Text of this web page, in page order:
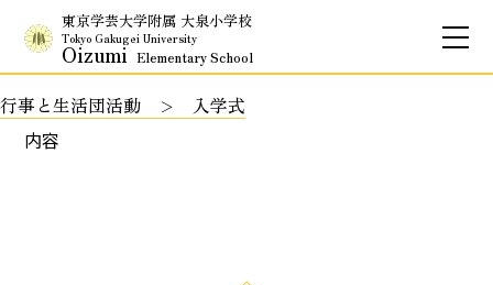
東京学芸大学附属 大泉小学校
Tokyo Gakugei University
Oizumi Elementary School
お問合せ アクセス
行事と生活団活動
入学式
内容